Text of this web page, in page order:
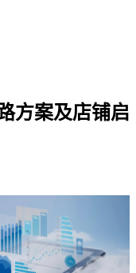
方案及店铺启